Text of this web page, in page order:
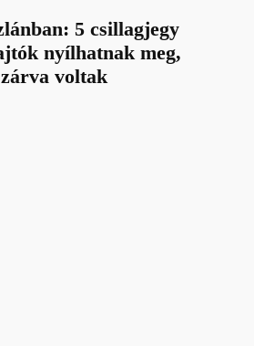
5 csillagjegy
nyílhatnak meg,
voltak